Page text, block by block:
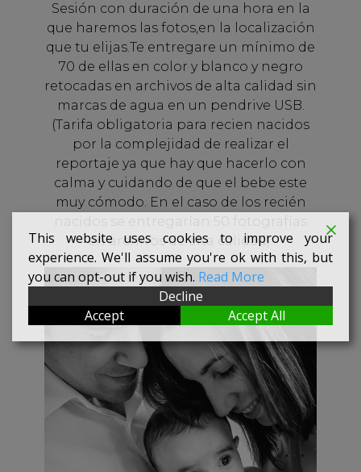
Sesión con duración de una hora en la
que haremos las fotos,en la localización
que tu elijas.Te entregare un mínimo de
70 de ellas en color y blanco y negro
retocadas en archivos de alta calidad sin
marcas de agua en un pendrive USB.
(Tarifa obligatoria para recien nacidos
por la complejidad de realizar el
reportaje ya que hay que hacerlo con
calma y cuidando de que el bebe este
muy cómodo. En el caso de los recién
nacidos se entregarían 50 fotografías
en archivos de alta calidad).
This website uses cookies to improve your
experience. We'll assume you're ok with this, but
you can opt-out if you wish. Read More
Decline
Accept
Accept All